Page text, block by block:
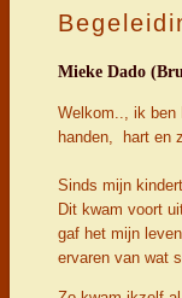
Mieke Dado
Welkom.., ik ben
handen, hart en
Sinds mijn
Dit kwam voort
gaf het mijn
ervaren van wat